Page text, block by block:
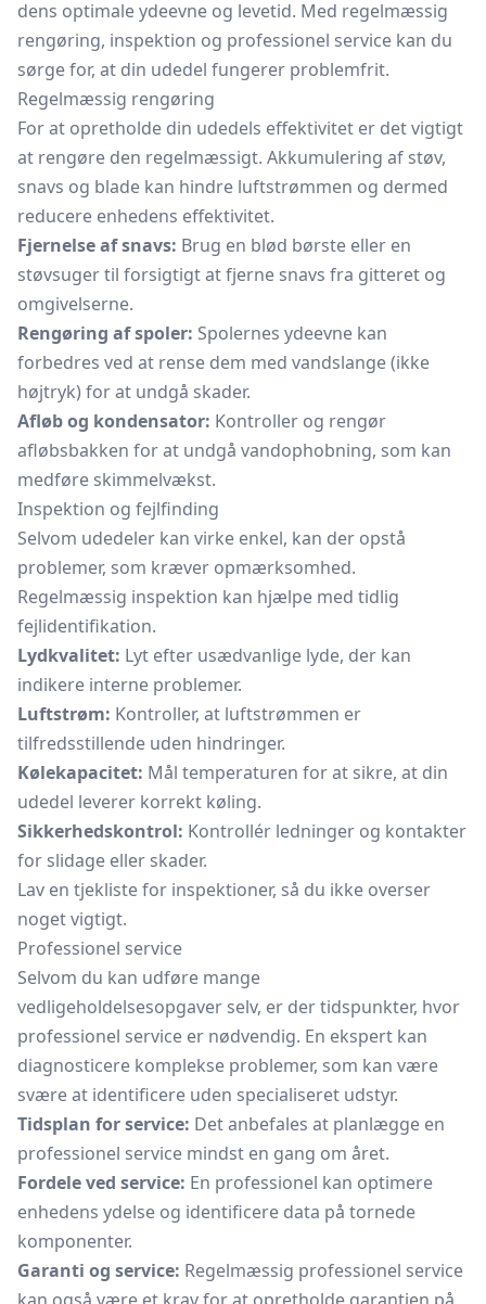
dens optimale ydeevne og levetid. Med regelmæssig
rengøring, inspektion og professionel service kan du
sørge for, at din udedel fungerer problemfrit.
Regelmæssig rengøring
For at opretholde din udedels effektivitet er det vigtigt
at rengøre den regelmæssigt. Akkumulering af støv,
snavs og blade kan hindre luftstrømmen og dermed
reducere enhedens effektivitet.
Fjernelse af snavs: Brug en blød børste eller en
støvsuger til forsigtigt at fjerne snavs fra gitteret og
omgivelserne.
Rengøring af spoler: Spolernes ydeevne kan
forbedres ved at rense dem med vandslange (ikke
højtryk) for at undgå skader.
Afløb og kondensator: Kontroller og rengør
afløbsbakken for at undgå vandophobning, som kan
medføre skimmelvækst.
Inspektion og fejlfinding
Selvom udedeler kan virke enkel, kan der opstå
problemer, som kræver opmærksomhed.
Regelmæssig inspektion kan hjælpe med tidlig
fejlidentifikation.
Lydkvalitet: Lyt efter usædvanlige lyde, der kan
indikere interne problemer.
Luftstrøm: Kontroller, at luftstrømmen er
tilfredsstillende uden hindringer.
Kølekapacitet: Mål temperaturen for at sikre, at din
udedel leverer korrekt køling.
Sikkerhedskontrol: Kontrollér ledninger og kontakter
for slidage eller skader.
Lav en tjekliste for inspektioner, så du ikke overser
noget vigtigt.
Professionel service
Selvom du kan udføre mange
vedligeholdelsesopgaver selv, er der tidspunkter, hvor
professionel service er nødvendig. En ekspert kan
diagnosticere komplekse problemer, som kan være
svære at identificere uden specialiseret udstyr.
Tidsplan for service: Det anbefales at planlægge en
professionel service mindst en gang om året.
Fordele ved service: En professionel kan optimere
enhedens ydelse og identificere data på tornede
komponenter.
Garanti og service: Regelmæssig professionel service